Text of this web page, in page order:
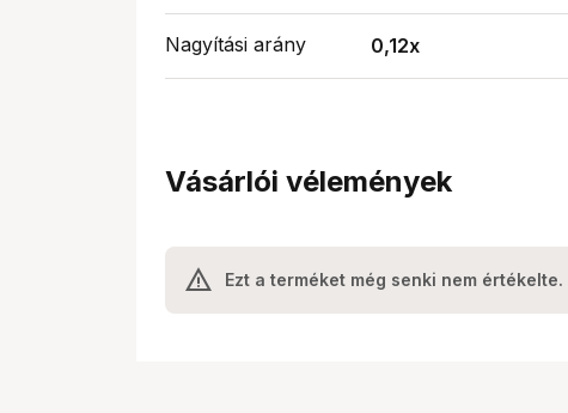
Nagyítási arány 0,12x
Vásárlói vélemények
Ezt a terméket még senki nem értékelte.